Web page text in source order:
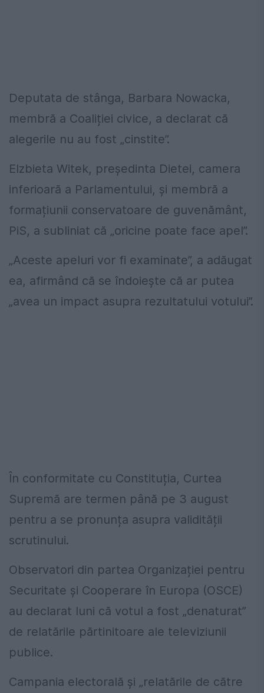
Deputata de stânga, Barbara Nowacka,
membră a Coaliției civice, a declarat că
alegerile nu au fost „cinstite”.
Elzbieta Witek, președinta Dietei, camera
inferioară a Parlamentului, și membră a
formațiunii conservatoare de guvenământ,
PiS, a subliniat că „oricine poate face apel”.
„Aceste apeluri vor fi examinate”, a adăugat
ea, afirmând că se îndoiește că ar putea
„avea un impact asupra rezultatului votului”.
În conformitate cu Constituția, Curtea
Supremă are termen până pe 3 august
pentru a se pronunța asupra validității
scrutinului.
Observatori din partea Organizației pentru
Securitate și Cooperare în Europa (OSCE)
au declarat luni că votul a fost „denaturat”
de relatările părtinitoare ale televiziunii
publice.
Campania electorală și „relatările de către